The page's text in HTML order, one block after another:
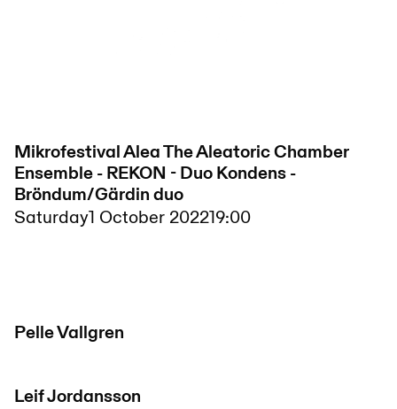
Mikrofestival Alea The Aleatoric Chamber
Ensemble - REKON - Duo Kondens -
Bröndum/Gärdin duo
Saturday1 October 202219:00
Pelle Vallgren
Leif Jordansson